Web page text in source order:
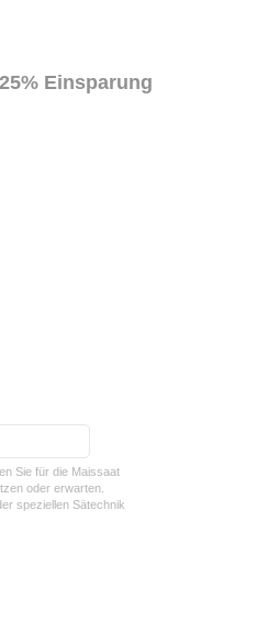
Einsparung
Sie für die Maissaat
oder erwarten.
speziellen Sätechnik